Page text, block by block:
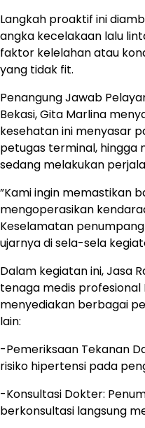
​Langkah proaktif ini
angka kecelakaan lalu
faktor kelelahan atau
yang tidak fit.
​Penangung Jawab
Bekasi, Gita Marlina
kesehatan ini menyasar
petugas terminal, hingga
sedang melakukan
​”Kami ingin memastikan
mengoperasikan
Keselamatan
ujarnya di sela-sela
​Dalam kegiatan ini, Jasa
tenaga medis profesional
menyediakan berbagai
lain:
​-Pemeriksaan Tekanan
risiko hipertensi pada
​-​Konsultasi Dokter:
berkonsultasi langsung